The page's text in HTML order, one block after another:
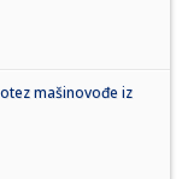
mašinovođe iz